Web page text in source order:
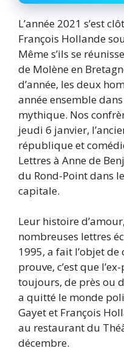
L’année 2021 s’est
François Hollande
Même s’ils se
de Molène en
d’année, les deux
année ensemble
mythique. Nos
jeudi 6 janvier,
république et
Lettres à Anne de
du Rond-Point dans
capitale.
Leur histoire
nombreuses lettres
1995, a fait l’objet de
prouve, c’est que
toujours, de près ou
a quitté le monde
Gayet et François
au restaurant du
décembre.